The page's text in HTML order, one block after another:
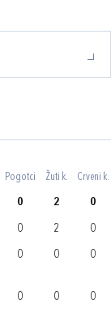
Pogotci Žuti k. Crveni k.
0 2 0
0 2 0
0 0 0
0 0 0